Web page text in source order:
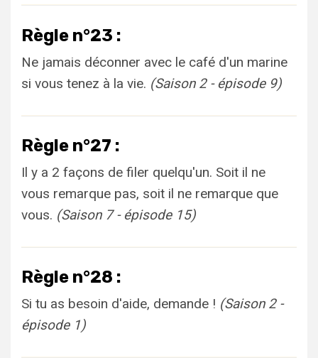
Règle n°23 :
Ne jamais déconner avec le café d'un marine
si vous tenez à la vie. (Saison 2 - épisode 9)
Règle n°27 :
Il y a 2 façons de filer quelqu'un. Soit il ne
vous remarque pas, soit il ne remarque que
vous. (Saison 7 - épisode 15)
Règle n°28 :
Si tu as besoin d'aide, demande ! (Saison 2 -
épisode 1)